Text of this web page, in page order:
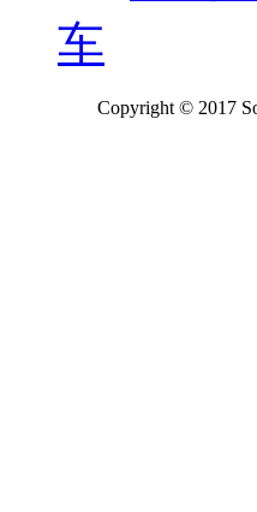
车
Copyright © 2017